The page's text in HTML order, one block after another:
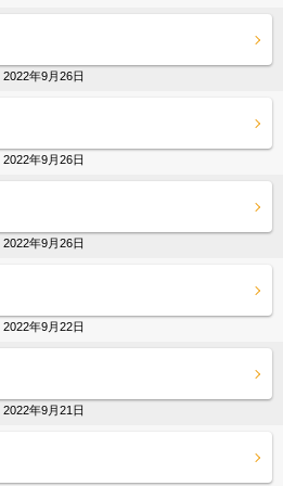
2022年9月26日
2022年9月26日
2022年9月26日
2022年9月22日
2022年9月21日